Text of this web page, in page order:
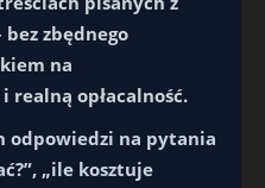
zbędnego
na
realną opłacalność.
odpowiedzi na pytania
„ile kosztuje